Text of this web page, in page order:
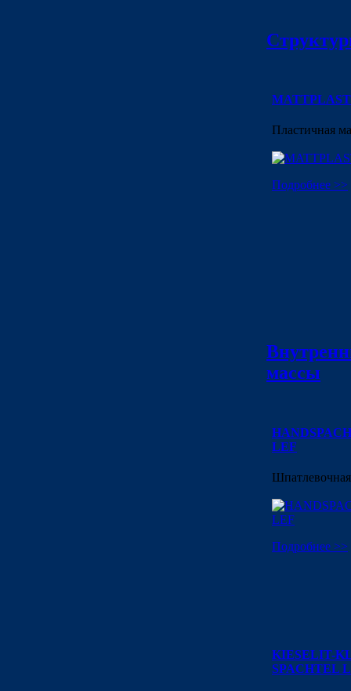
Пластичная
Подробнее >>
массы
LEF
Подробнее >>
KIESELIT-
SPACHTEL